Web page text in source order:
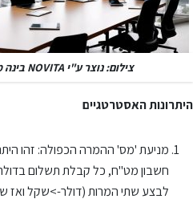
צילום: נוצר ע"י NOVITA בינה מלאכותית
היתרונות האסטרטגיים
מניעת 'מס' ההמרה הכפולה: זהו
חשבון מט"ח, כל קבלת תשלום
לבצע שתי המרות (דולר->שקל